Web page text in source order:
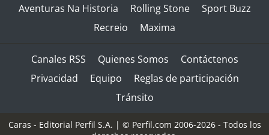
Aventuras Na Historia
Rolling Stone
Sport Buzz
Recreio
Maxima
Canales RSS Quienes Somos
Contáctenos
Privacidad
Equipo
Reglas de participación
Tránsito
Caras - Editorial Perfil S.A. | © Perfil.com 2006-2026 - Todos los